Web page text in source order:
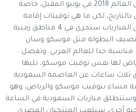
نيوز ماكس ون_متابعات ينتظر الملايين بترقب هائل انطلاق بطولة كأس العالم 2018 في يونيو المقبل، خاصة
4 منتخبات للمرة الأولى بالتاريخ، لكن ما هي توقيتات إقامة
مباريات المنتخبات العربية في كل بلد؟ روسيا دولة ضخمة، مما يعني أن المباريات ستجرى في 4 مناطق زمنية
البطولة مثل موسكو وسان
مناسبة جدا للعالم العربي. وتفصل
لها نفس توقيت موسكو، تليها
ثلاث ساعات عن العاصمة السعودية.
مساء بتوقيت موسكو والرياض، وهو
ستقام فيه المباراة النهائية للبطولة يوم 15 يوليو. وستنطلق مباريات السعودية في الساعة